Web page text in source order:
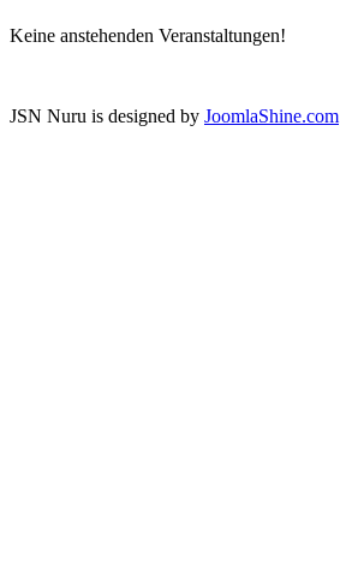
Keine anstehenden Veranstaltungen!
JSN Nuru is designed by JoomlaShine.com